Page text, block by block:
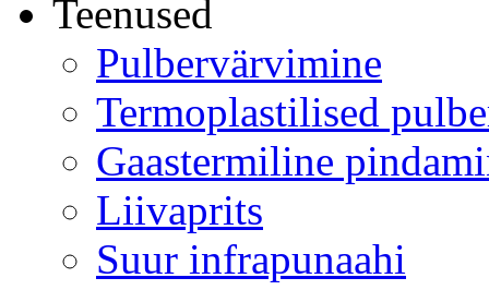
Teenused
Pulbervärvimine
Termoplastilised
Gaastermiline
Liivaprits
Suur infrapunaahi